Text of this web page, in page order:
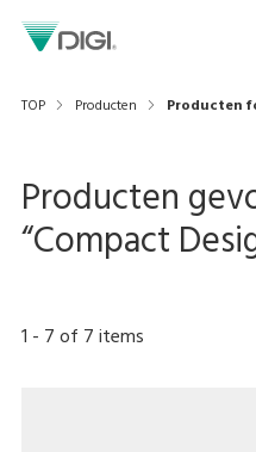
TOP Producten Producten
Producten
“Compact
1 - 7of 7items